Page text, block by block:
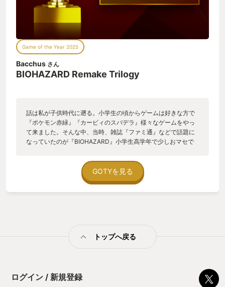
Game of the Year 2025
Bacchus さん
BIOHAZARD Remake Trilogy
話は私が子供時代に遡る。小学生の頃からゲームは好きな方で
『ポケモン赤緑』『カービィのスパデラ』様々なゲームをやっ
て来ました。そんな中、当時、雑誌『ファミ通』などで話題に
なっていたのが『BIOHAZARD』小学生高学年で少しおマセで
て、誕生日プレゼントに『BIOHAZARD』を買ってもらった。
しかし、そこは小学生の浅はかな考えでしょうか、操作難し
い。怖い。謎解き難しい。怖い。ジャンプスケアに次ぐジャン
自分を我が子とゲームを通して思い出し、久々にゲームをしよ
かしく楽しげに語られる『BIOHAZARD』シリーズの話。当時
GOTYを見る
トップへ戻る
ログイン / 新規登録